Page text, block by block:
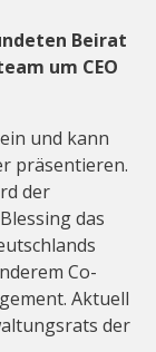
Beirat
um CEO
und kann
präsentieren.
der
das
Co-
Aktuell
der